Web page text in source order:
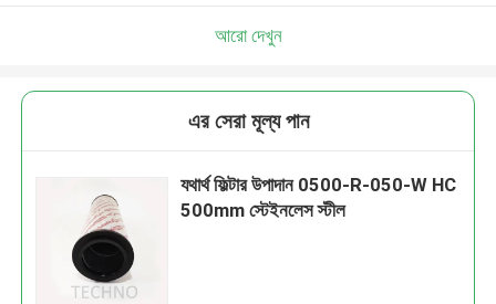
আরো দেখুন
এর সেরা মূল্য পান
যথার্থ ফিল্টার উপাদান 0500-R-050-W HC
500mm স্টেইনলেস স্টীল